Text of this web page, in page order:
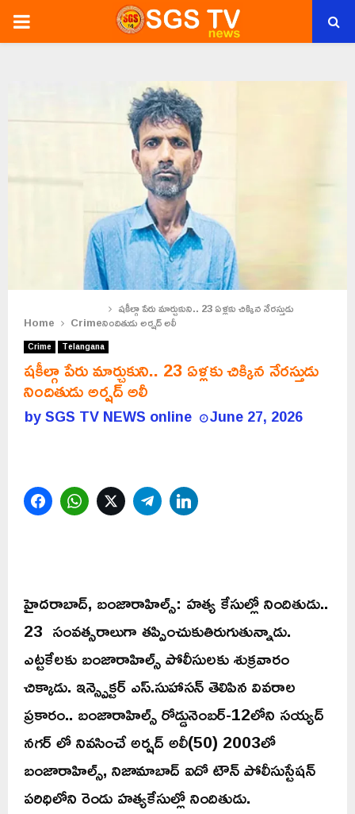
PRIMARY
Home Crime
షకీల్గా పేరు మార్చుకుని.. 23 ఏళ్లకు చిక్కిన నేరస్తుడు
నిందితుడు అర్షద్ అలీ
Crime Telangana
షకీల్గా పేరు మార్చుకుని.. 23 ఏళ్లకు చిక్కిన నేరస్తుడు
నిందితుడు అర్షద్ అలీ
bySGS TV NEWS online June 27, 2026
FacebookWhatsAppTwitterTelegram
హైదరాబాద్, బంజారాహిల్స్: హత్య కేసుల్లో నిందితుడు..
23 సంవత్సరాలుగా తప్పించుకుతిరుగుతున్నాడు.
ఎట్టకేలకు బంజారాహిల్స్ పోలీసులకు శుక్రవారం
చిక్కాడు. ఇన్స్పెక్టర్ ఎస్.సుహాసన్ తెలిపిన వివరాల
ప్రకారం.. బంజారాహిల్స్ రోడ్డునెంబర్-12లోని సయ్యద్
నగర్ లో నివసించే అర్షద్ అలీ(50) 2003లో
బంజారాహిల్స్, నిజామాబాద్ ఐదో టౌన్ పోలీసుస్టేషన్
పరిధిలోని రెండు హత్యకేసుల్లో నిందితుడు.